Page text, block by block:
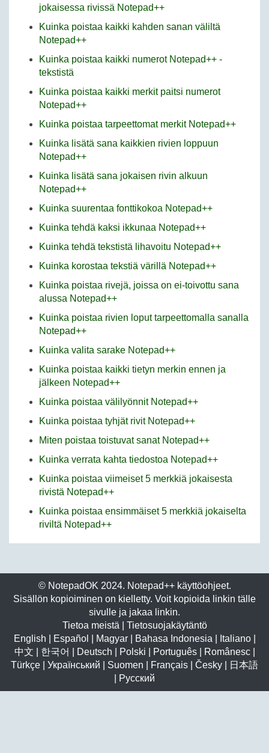
jokaisessa rivissä Notepad++
Kuinka poistaa kaikki kahden sanan väliltä
Notepad++
Kuinka poistaa kaikki numerot Notepad++ -
tekstistä
Kuinka poistaa kaikki merkit paitsi numerot
Notepad++
Kuinka poistaa tarpeettomat merkit Notepad++
Kuinka lisätä sana kaikkien rivien loppuun
Notepad++
Kuinka lisätä sana jokaisen rivin alkuun
Notepad++
Kuinka suurentaa fonttikokoa Notepad++
Kuinka tehdä kaksi ikkunaa Notepad++
Kuinka tehdä tekstistä lihavoitu Notepad++
Kuinka korostaa tekstiä värillä Notepad++
Kuinka poistaa rivejä, joissa on ei-toivottu sana
alussa Notepad++
Kuinka poistaa rivien loput tarpeettomalla sanalla
Notepad++
Kuinka valita sarake Notepad++
Kuinka poistaa kaikki tietyn merkin ennen ja
jälkeen Notepad++
Kuinka poistaa välilyönnit Notepad++
Kuinka poistaa tyhjät rivit Notepad++
Miten poistaa toistuvat sanat Notepad++
Kuinka verrata kahta tiedostoa Notepad++
Kuinka poistaa viimeiset 5 merkkiä jokaisesta
rivistä Notepad++
Kuinka poistaa ensimmäiset 5 merkkiä jokaiselta
riviltä Notepad++
© NotepadOK 2024. Notepad++ käyttöohjeet.
Sisällön kopioiminen on kielletty. Voit kopioida linkin tälle
sivulle ja jakaa linkin.
Tietoa meistä
Tietosuojakäytäntö
English
Español Magyar| Bahasa Indonesia Italiano|
中文
한국어 Deutsch Polski Português| Românesc|
Türkçe
Український Suomen Français Česky
日本語
Русский